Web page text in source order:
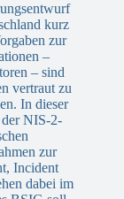
kurz
zur
–
– sind
vertraut zu
In dieser
NIS-2-
zur
Incident
dabei im